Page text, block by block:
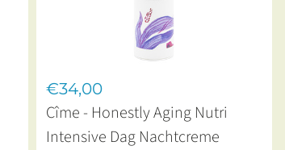
€34,00
Cîme - Honestly Aging Nutri
Intensive Dag Nachtcreme